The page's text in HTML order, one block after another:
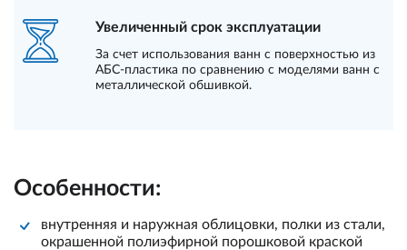
Увеличенный срок эксплуатации
За счет использования ванн с поверхностью из
АБС-пластика по сравнению с моделями ванн с
металлической обшивкой.
Особенности:
внутренняя и наружная облицовки, полки из стали,
окрашенной полиэфирной порошковой краской